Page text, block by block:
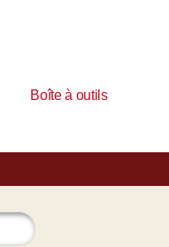
Boîte à outils